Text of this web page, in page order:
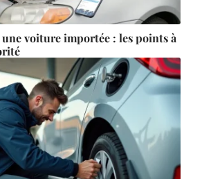
voiture importée : les points à